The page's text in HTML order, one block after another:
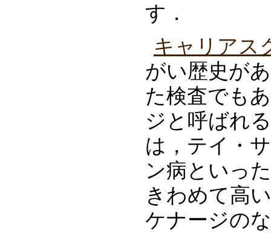
す．
キャリアス
がい歴史が
た検査でも
ジと呼ばれ
は，テイ・
ン病といっ
きわめて高
ケナージの